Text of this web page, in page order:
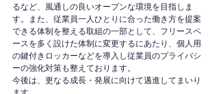
るなど、風通しの良いオープンな環境を目指しま
す。また、従業員一人ひとりに合った働き方を提案
できる体制を整える取組の一部として、フリースペ
ースを多く設けた体制に変更するにあたり、個人用
の鍵付きロッカーなどを導入し従業員のプライバシ
ーの強化対策も整えております。
今後は、更なる成長・発展に向けて邁進してまいり